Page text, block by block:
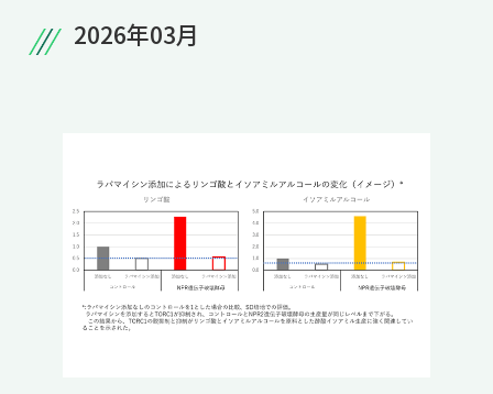
2026年03月